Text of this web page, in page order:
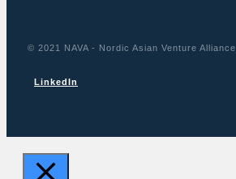
© 2021 NAVA - Nordic Asian Venture Alliance
LinkedIn